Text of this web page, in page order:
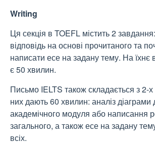
Writing
Ця секція в TOEFL містить 2
відповідь на основі прочитаного та
написати есе на задану тему. На їхнє
є 50 хвилин.
Письмо IELTS також складається з 2-
них дають 60 хвилин: аналіз діаграми
академічного модуля або написання
загального, а також есе на задану
всіх.